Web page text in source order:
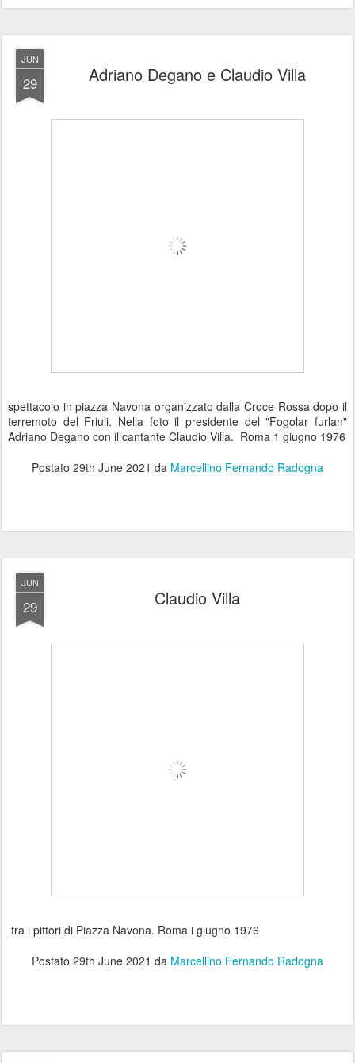
JUN
29 Adriano Degano e Claudio Villa
spettacolo in piazza Navona organizzato dalla Croce Rossa dopo il
terremoto del Friuli. Nella foto il presidente del "Fogolar furlan"
Adriano Degano con il cantante Claudio Villa. Roma 1 giugno 1976
Postato 29th June 2021 da Marcellino Fernando Radogna
JUN
29 Claudio Villa
tra i pittori di Piazza Navona. Roma i giugno 1976
Postato 29th June 2021 da Marcellino Fernando Radogna